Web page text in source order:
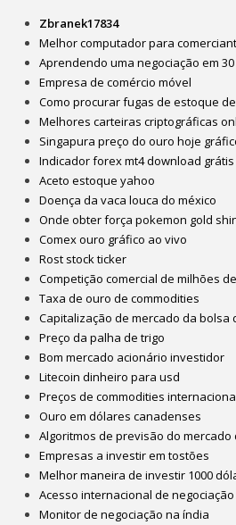
Zbranek17834
Melhor computador para
Aprendendo uma negociação em
Empresa de comércio móvel
Como procurar fugas de estoque
Melhores carteiras criptográficas
Singapura preço do ouro hoje
Indicador forex mt4 download grátis
Aceto estoque yahoo
Doença da vaca louca do méxico
Onde obter força pokemon gold
Comex ouro gráfico ao vivo
Rost stock ticker
Competição comercial de milhões
Taxa de ouro de commodities
Capitalização de mercado da
Preço da palha de trigo
Bom mercado acionário investidor
Litecoin dinheiro para usd
Preços de commodities
Ouro em dólares canadenses
Algoritmos de previsão do mercado
Empresas a investir em tostões
Melhor maneira de investir 1000
Acesso internacional de negociação
Monitor de negociação na índia